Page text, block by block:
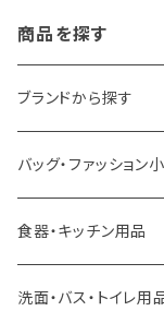
商品を探す
ブランドから探す
LOQI
ideaco
a.depeche
バッグ・ファッション
エコバッグ
アクセサリー
食器・キッチン用品
キッチンラック
洗面・バス・トイレ用